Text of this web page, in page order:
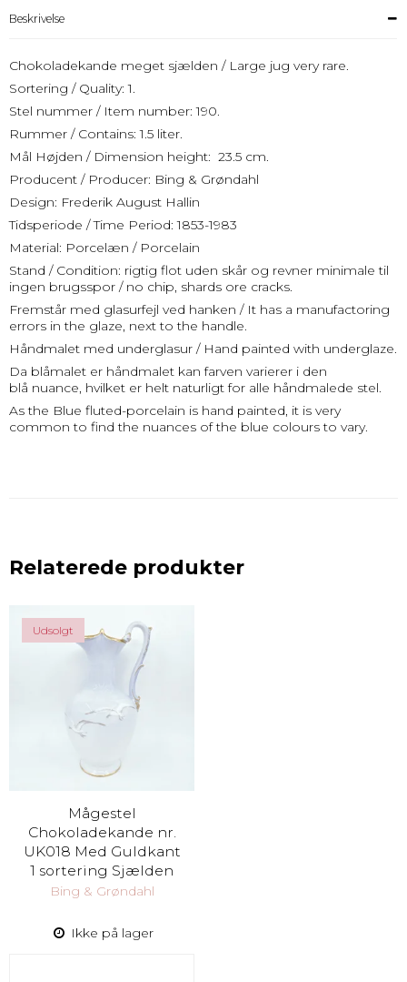
Beskrivelse
Chokoladekande meget sjælden / Large jug very rare.
Sortering / Quality: 1.
Stel nummer / Item number: 190.
Rummer / Contains: 1.5 liter.
Mål Højden / Dimension height: 23.5 cm.
Producent / Producer: Bing & Grøndahl
Design: Frederik August Hallin
Tidsperiode / Time Period: 1853-1983
Material: Porcelæn / Porcelain
Stand / Condition: rigtig flot uden skår og revner minimale til
ingen brugsspor / no chip, shards ore cracks.
Fremstår med glasurfejl ved hanken / It has a manufactoring
errors in the glaze, next to the handle.
Håndmalet med underglasur / Hand painted with underglaze.
Da blåmalet er håndmalet kan farven varierer i den
blå nuance, hvilket er helt naturligt for alle håndmalede stel.
As the Blue fluted-porcelain is hand painted, it is very
common to find the nuances of the blue colours to vary.
Relaterede produkter
Udsolgt
Mågestel
Chokoladekande nr.
UK018 Med Guldkant
1 sortering Sjælden
Bing & Grøndahl
Ikke på lager